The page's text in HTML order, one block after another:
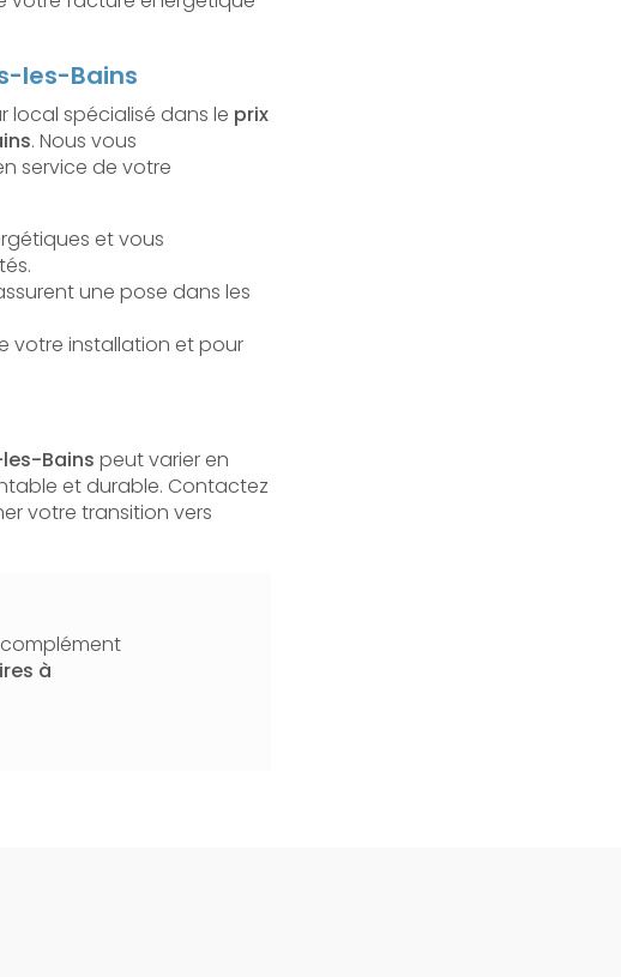
les-Bains
local spécialisé dans le prix
. Nous vous
service de votre
et vous
une pose dans les
votre installation et pour
Bains peut varier en
et durable. Contactez
votre transition vers
à